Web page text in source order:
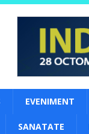
EVENIMENT
SANATATE